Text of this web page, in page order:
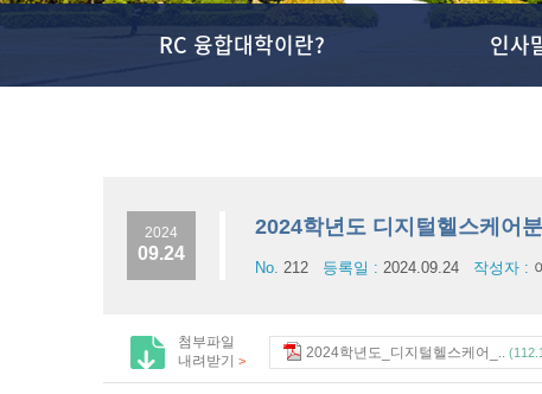
RC 융합대학이란? 인사
2024
09.24
2024학년도 디지털헬스케어
No. 212 등록일 : 2024.09.24 작성자 :
첨부파일
내려받기 > 2024학년도_디지털헬스케어_..